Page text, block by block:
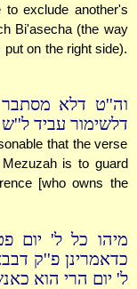
exclude another's
Bi'asecha (the way
on the right side).
וה''ט דלא מסתבר
דלשימור עביד ל''ש
that the verse
is to guard
[who owns the
מיהו כל ל' יום
כדאמרינן פ''ק
ל' יום הרי הוא